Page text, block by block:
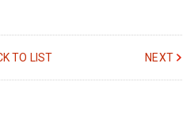
TO LIST NEXT